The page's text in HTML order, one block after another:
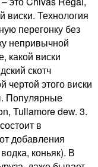
виски. Технология
перегонку без
непривычной
какой виски
скотч
чертой этого виски
Популярные
Tullamore dew. 3.
в
добавления
коньяк). В